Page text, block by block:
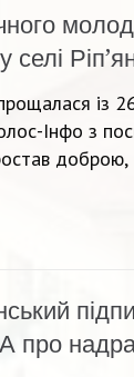
із
Інфо з
про